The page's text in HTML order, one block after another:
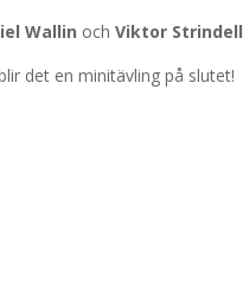
Wallin och Viktor Strindell
det en minitävling på slutet!